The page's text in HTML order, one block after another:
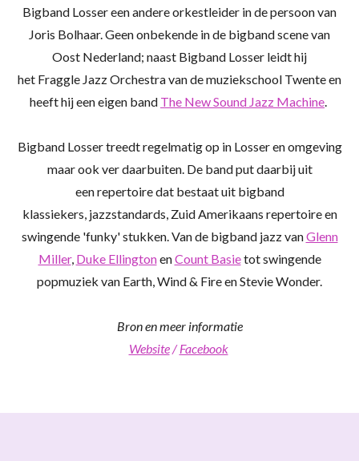
Bigband Losser een andere orkestleider in de persoon van
Joris Bolhaar. Geen onbekende in de bigband scene van
Oost Nederland; naast Bigband Losser leidt hij
het Fraggle JazzOrchestravan de muziekschool Twente en
heeft hij een eigen band The New Sound Jazz Machine.
Bigband Losser treedt regelmatig op in Losser en omgeving
maar ook ver daarbuiten. De band put daarbij uit
een repertoire dat bestaat uit bigband
klassiekers, jazzstandards, Zuid Amerikaans repertoire en
swingende 'funky' stukken. Van de bigband jazz vanGlenn
Miller, Duke EllingtonenCount Basietot swingende
popmuziek van Earth, Wind & Fire en Stevie Wonder.
Bron en meer informatie
Website/Facebook